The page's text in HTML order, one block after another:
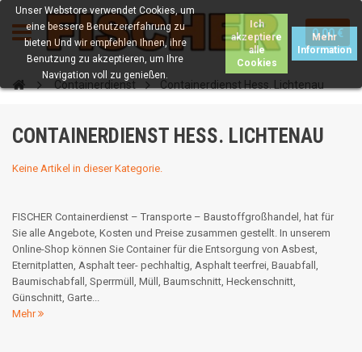
0.00 €
Unser Webstore verwendet Cookies, um
eine bessere Benutzererfahrung zu
bieten Und wir empfehlen Ihnen, ihre
Benutzung zu akzeptieren, um Ihre
Navigation voll zu genießen.
Ich
akzeptiere
alle
Cookies
Mehr
Information
Containerdienst Containerdienst Hess. Lichtenau
CONTAINERDIENST HESS. LICHTENAU
Keine Artikel in dieser Kategorie.
FISCHER Containerdienst – Transporte – Baustoffgroßhandel, hat für
Sie alle Angebote, Kosten und Preise zusammen gestellt. In unserem
Online-Shop können Sie Container für die Entsorgung von Asbest,
Eternitplatten, Asphalt teer- pechhaltig, Asphalt teerfrei, Bauabfall,
Baumischabfall, Sperrmüll, Müll, Baumschnitt, Heckenschnitt,
Günschnitt, Garte...
Mehr